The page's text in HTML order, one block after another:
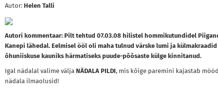
Autor: Helen Talli
Autori kommentaar: Pilt tehtud 07.03.08 hilistel hommikutundidel
Kanepi lähedal. Eelmisel ööl oli maha tulnud värske lumi ja
õhuniiskuse kauniks härmatiseks puude-põõsaste külge kinnitanud.
Igal nädalal valime välja NÄDALA PILDI , mis kõige paremini kajastab
nädala ilmaolusid!